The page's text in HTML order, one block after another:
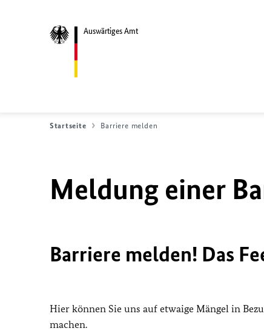
Auswärtiges Amt
Startseite Barriere melden
Meldung einer
Barriere melden! Das
Hier können Sie uns auf etwaige Mängel in
machen.